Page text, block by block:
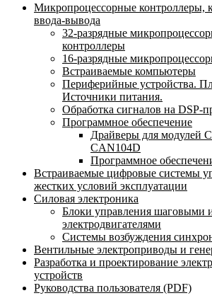
Микропроцессорные контроллеры,
ввода-вывода
32-разрядные
контроллеры
16-разрядные
Встраиваемые компьютеры
Периферийные устройства.
Источники питания.
Обработка сигналов на DSP-
Программное обеспечение
Драйверы для модулей
CAN104D
Программное
Встраиваемые цифровые системы
жестких условий эксплуатации
Силовая электроника
Блоки управления шаговыми
электродвигателями
Системы возбуждения
Вентильные электроприводы и
Разработка и проектирование
устройств
Руководства пользователя (PDF)